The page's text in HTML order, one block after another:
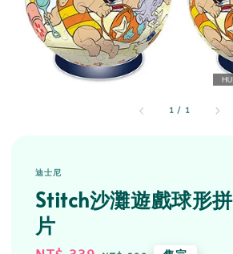
1 / 1
迪士尼
Stitch沙灘遊戲球形
片